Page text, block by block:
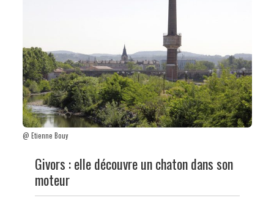
@ Etienne Bouy
Givors : elle découvre un chaton dans son
moteur